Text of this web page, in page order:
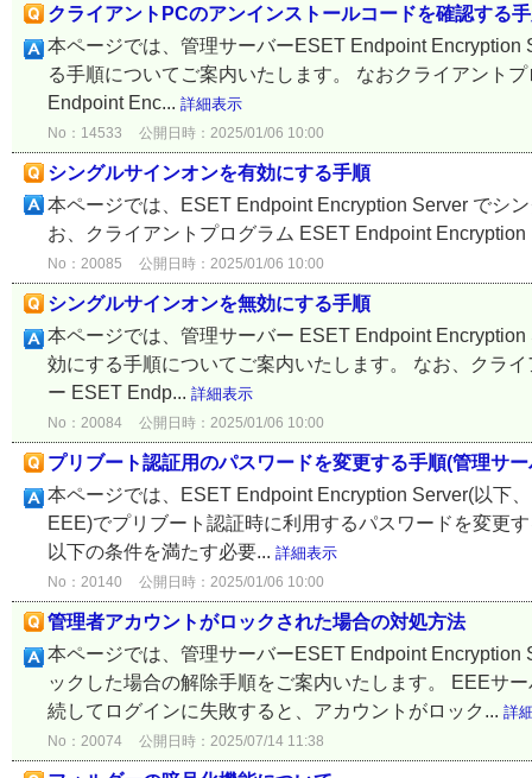
クライアントPCのアンインストールコードを確認する
本ページでは、管理サーバーESET Endpoint
る手順についてご案内いたします。 なおクライアント
Endpoint Enc... 詳細表示
No：14533 公開日時：2025/01/06 10:00
シングルサインオンを有効にする手順
本ページでは、ESET Endpoint Encryption Server でシ
お、クライアントプログラム ESET Endpoint
No：20085 公開日時：2025/01/06 10:00
シングルサインオンを無効にする手順
本ページでは、管理サーバー ESET Endpoint
効にする手順についてご案内いたします。 なお、クラ
ー ESET Endp... 詳細表示
No：20084 公開日時：2025/01/06 10:00
プリブート認証用のパスワードを変更する手順(管理サ
本ページでは、ESET Endpoint Encryption Server(以下
EEE)でプリブート認証時に利用するパスワードを変更
以下の条件を満たす必要... 詳細表示
No：20140 公開日時：2025/01/06 10:00
管理者アカウントがロックされた場合の対処方法
本ページでは、管理サーバーESET Endpoint
ックした場合の解除手順をご案内いたします。 EEEサ
続してログインに失敗すると、アカウントがロック... 詳
No：20074 公開日時：2025/07/14 11:38